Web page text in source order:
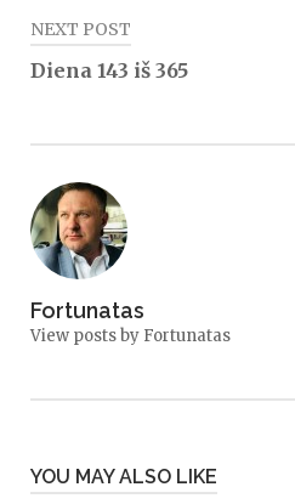
NEXT POST
Diena 143 iš 365
Fortunatas
View posts by Fortunatas
YOU MAY ALSO LIKE